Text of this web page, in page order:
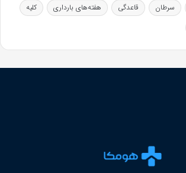
سرطان قاعدگی هفته‌های بارداری
کلیه